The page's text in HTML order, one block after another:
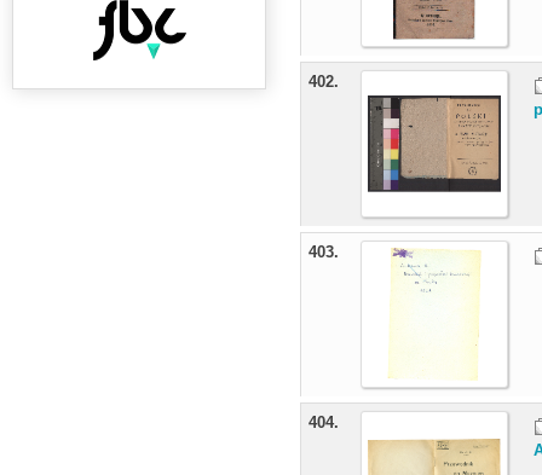
402.
403.
404.